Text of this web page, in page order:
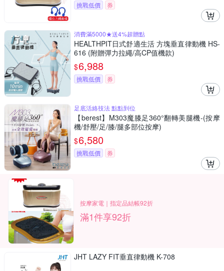
挑戰低價 券
消費滿5000★送4%超贈點
HEALTHPIT日式舒適生活 方塊垂直律動機 HS-
616 (附贈彈力拉繩/高CP值機款)
$6,988
挑戰低價 券
足底活絡技法 點點到位
【berest】M303魔膝足360°翻轉美腿機-(按摩
機/舒壓/足/膝/腿多部位按摩)
$6,580
挑戰低價 券
按摩家電｜指定品結帳92折
滿1件享92折
JHT LAZY FIT垂直律動機 K-708